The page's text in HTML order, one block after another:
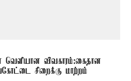
விவகாரம்:கைதான
சிறைக்கு மாற்றம்